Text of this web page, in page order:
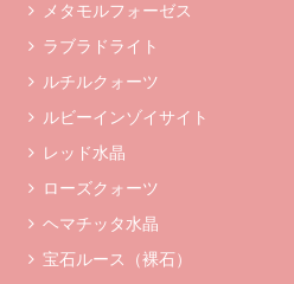
メタモルフォーゼス
ラブラドライト
ルチルクォーツ
ルビーインゾイサイト
レッド水晶
ローズクォーツ
ヘマチッタ水晶
宝石ルース（裸石）